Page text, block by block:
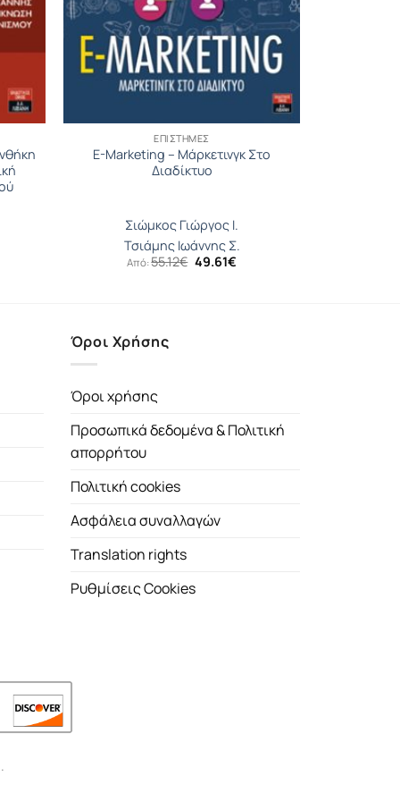
ΕΠΙΣΤΉΜΕΣ
E-Marketing – Μάρκετινγκ Στο
Διαδίκτυο
Σιώμκος Γιώργος Ι.
Τσιάμης Ιωάννης Σ.
Από:55.12€ Original
price
49.61€Η
Όροι Χρήσης
Όροι χρήσης
Προσωπικά δεδομένα & Πολιτική
απορρήτου
Πολιτική cookies
Ασφάλεια συναλλαγών
Translation rights
Ρυθμίσεις Cookies